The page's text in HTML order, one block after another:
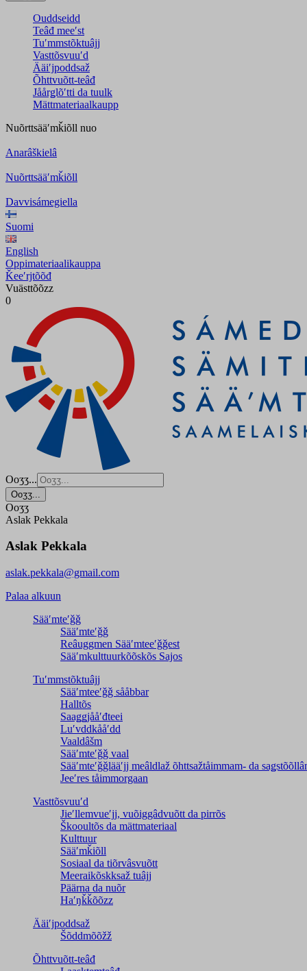
Ouddseidd
Teâđ meeʹst
Tuʹmmstõktuâjj
Vasttõsvuuʹd
Ääiʹjpoddsaž
Õhttvuõtt-teâđ
Jåårǥlõʹtti da tuulk
Mättmateriaalkaupp
Nuõrttsääʹmǩiõll nuo
Anarâškielâ
Nuõrttsääʹmǩiõll
Davvisámegiella
Suomi
English
Oppimateriaalikauppa
Ǩeeʹrjtõõđ
Vuästtõõzz
0
Ooʒʒ...
Ooʒʒ...
Ooʒʒ
Aslak Pekkala
Aslak Pekkala
aslak.pekkala@gmail.com
Palaa alkuun
Sääʹmteʹǧǧ
Sääʹmteʹǧǧ
Reâuggmen Sääʹmteeʹǧǧest
Sääʹmkulttuurkõõskõs Sajos
Tuʹmmstõktuâjj
Sääʹmteeʹǧǧ sååbbar
Halltõs
Saaǥǥjååʹđteei
Luʹvddkååʹdd
Vaaldâšm
Sääʹmteʹǧǧ vaal
Sääʹmteʹǧǧlääʹjj meâldlaž õhttsažtåimmam- da
Jeeʹres tåimmorgaan
Vasttõsvuuʹd
Jieʹllemvueʹjj, vuõiggâdvuõtt da pirrõs
Škooultõs da mättmateriaal
Kulttuur
Sääʹmǩiõll
Sosiaal da tiõrvâsvuõtt
Meeraikõskksaž tuâjj
Päärna da nuõr
Haʹŋǩǩõõzz
Ääiʹjpoddsaž
Šõddmõõžž
Õhttvuõtt-teâđ